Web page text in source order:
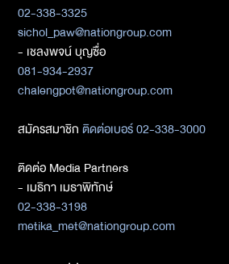
02-338-3325
sichol_paw@nationgroup.com
- เชลงพจน์ บุญซื่อ
081-934-2937
chalengpot@nationgroup.com
สมัครสมาชิกติดต่อเบอร์ 02-338-3000
ติดต่อ Media Partners
- เมธิกา เมธาพิทักษ์
02-338-3198
metika_met@nationgroup.com